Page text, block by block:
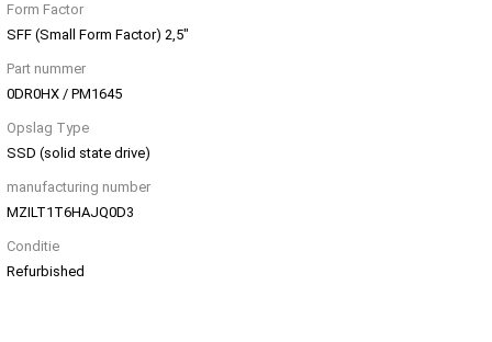
Form Factor
SFF (Small Form Factor) 2,5"
Part nummer
0DR0HX / PM1645
Opslag Type
SSD (solid state drive)
manufacturing number
MZILT1T6HAJQ0D3
Conditie
Refurbished